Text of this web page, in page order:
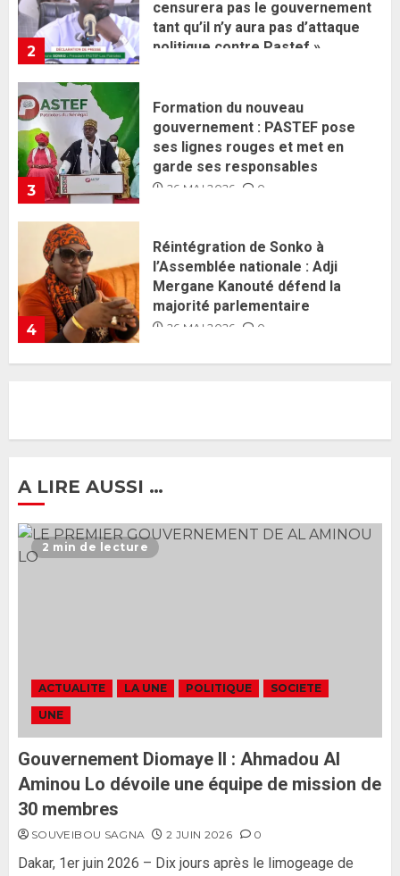
3
ses lignes rouges et met en
garde ses responsables
26 MAI 2026 0
4
Réintégration de Sonko à
l’Assemblée nationale : Adji
Mergane Kanouté défend la
majorité parlementaire
26 MAI 2026 0
5
Guy Marius Sagna inquiet après la
nomination d’Al Aminou Lo : «
J’espère me tromper »
26 MAI 2026
Ousmane Sonko rassure : «
L’Assemblée nationale ne
3
gouvernement : PASTEF pose
A LIRE AUSSI …
2 min de lecture
ACTUALITE LA UNE POLITIQUE
SOCIETE
UNE
Gouvernement Diomaye II : Ahmadou Al
Aminou Lo dévoile une équipe de mission de
30 membres
SOUVEIBOU SAGNA 2 JUIN 2026 0
Dakar, 1er juin 2026 – Dix jours après le limogeage de